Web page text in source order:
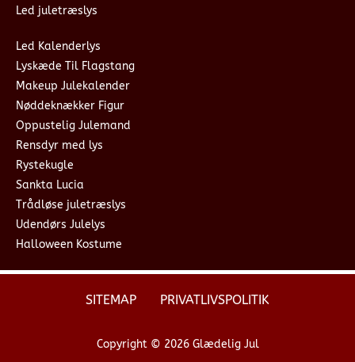
Led juletræslys
Led Kalenderlys
Lyskæde Til Flagstang
Makeup Julekalender
Nøddeknækker Figur
Oppustelig Julemand
Rensdyr med lys
Rystekugle
Sankta Lucia
Trådløse juletræslys
Udendørs Julelys
Halloween Kostume
SITEMAP PRIVATLIVSPOLITIK
Copyright © 2026 Glædelig Jul